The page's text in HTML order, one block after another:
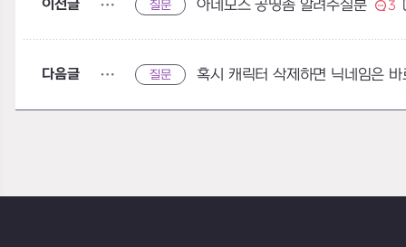
이전글 질문 아네모스 공띵좀 알려주실분 3
다음글 질문 혹시 캐릭터 삭제하면 닉네임은